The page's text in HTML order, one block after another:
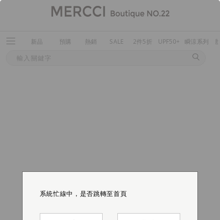
新品 預購 熱銷 SALE 2件5折 UPF50+ 瞬涼系列
系統忙線中，是否跳轉至首頁
系統忙線中，是否跳轉至首頁
系統忙線中，是否跳轉至首頁
系統忙線中，是否跳轉至首頁
系統忙線中，是否跳轉至首頁